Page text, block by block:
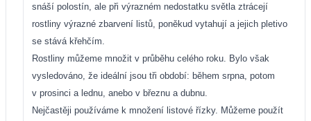
snáší polostín, ale při výrazném nedostatku světla ztrácejí
rostliny výrazné zbarvení listů, poněkud vytahují a jejich pletivo
se stává křehčím.
Rostliny můžeme množit v průběhu celého roku. Bylo však
vysledováno, že ideální jsou tři období: během srpna, potom
v prosinci a lednu, anebo v březnu a dubnu.
Nejčastěji používáme k množení listové řízky. Můžeme použít